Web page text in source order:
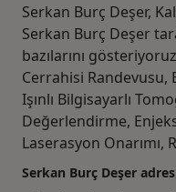
Serkan Burç Deşer,
Serkan Burç Deşer
bazılarını
Cerrahisi Randevusu,
Işınlı Bilgisayarlı
Değerlendirme,
Laserasyon Onarımı,
Serkan Burç Deşer